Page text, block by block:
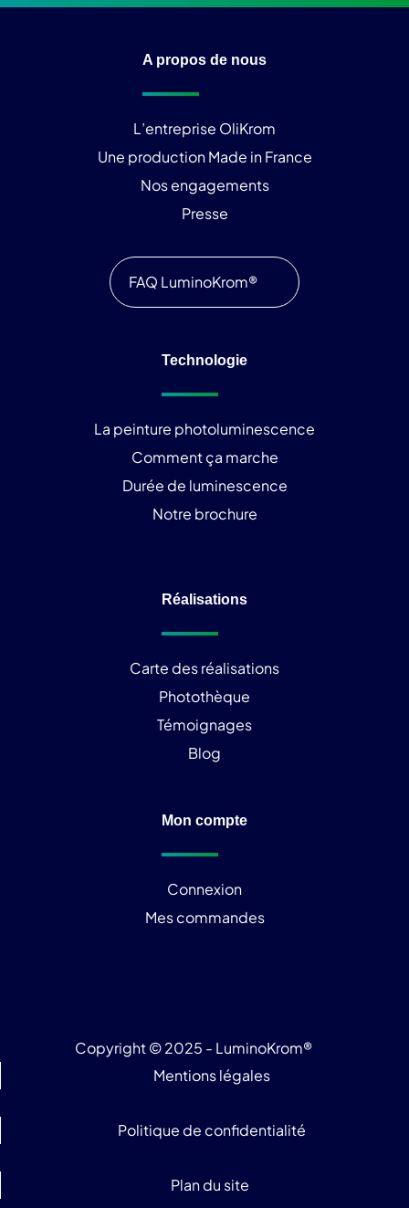
A propos de nous
L’entreprise OliKrom
Une production Made in France
Nos engagements
Presse
FAQ LuminoKrom®
Technologie
La peinture photoluminescence
Comment ça marche
Durée de luminescence
Notre brochure
Réalisations
Carte des réalisations
Photothèque
Témoignages
Blog
Mon compte
Connexion
Mes commandes
Copyright © 2025 - LuminoKrom®
Mentions légales
Politique de confidentialité
Plan du site